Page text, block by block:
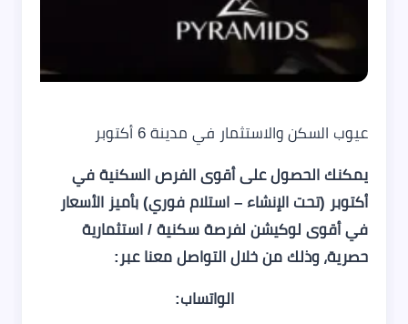
عيوب السكن والاستثمار في مدينة 6 أكتوبر
يمكنك الحصول على أقوى الفرص السكنية في
أكتوبر (تحت الإنشاء – استلام فوري) بأميز الأسعار
في أقوى لوكيشن لفرصة سكنية / استثمارية
حصرية، وذلك من خلال التواصل معنا عبر:
الواتساب: